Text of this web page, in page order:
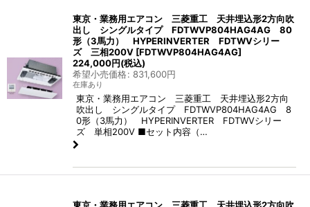
東京・業務用エアコン 三菱重工 天井埋込形2方向吹
出し シングルタイプ FDTWVP804HAG4AG 80
形（3馬力） HYPERINVERTER FDTWVシリー
ズ 三相200V [FDTWVP804HAG4AG]
224,000円(税込)
希望小売価格: 831,600円
在庫あり
東京・業務用エアコン 三菱重工 天井埋込形2方向
吹出し シングルタイプ FDTWVP804HAG4AG 8
0形（3馬力） HYPERINVERTER FDTWVシリー
ズ 単相200V ■セット内容（…